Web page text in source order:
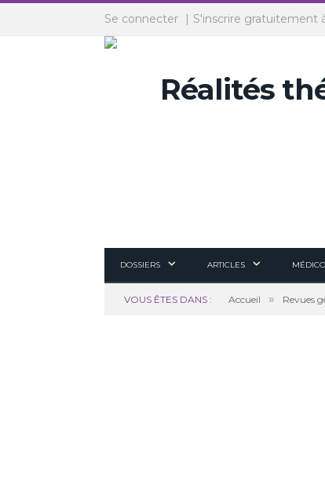
Panneau de gestion des cookies
Se connecter S'inscrire gratuitement
DOSSIERS ARTICLES
VOUS ÊTES DANS : Accueil » Revues